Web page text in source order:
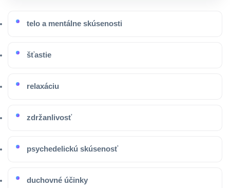
telo a mentálne skúsenosti
šťastie
relaxáciu
zdržanlivosť
psychedelickú skúsenosť
duchovné účinky